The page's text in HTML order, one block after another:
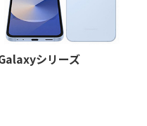
シリーズ